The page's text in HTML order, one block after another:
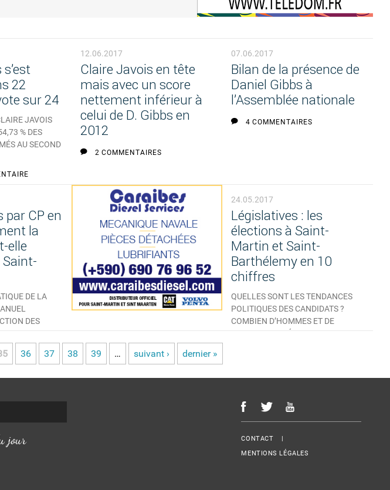
22
sur 24
JAVOIS
% DES
AU SECOND
12.06.2017
Claire Javois en tête
mais avec un score
nettement inférieur à
celui de D. Gibbs en
2012
2 COMMENTAIRES
07.06.2017
Bilan de la présence de
Daniel Gibbs à
l’Assemblée nationale
4 COMMENTAIRES
par CP en
la
elle
Saint-
DE LA
DES
24.05.2017
Législatives : les
élections à Saint-
Martin et Saint-
Barthélemy en 10
chiffres
QUELLES SONT LES TENDANCES
POLITIQUES DES CANDIDATS ?
COMBIEN D’HOMMES ET DE
36 37 38 39 … suivant › dernier »
jour Menu Footer
CONTACT
MENTIONS LÉGALES